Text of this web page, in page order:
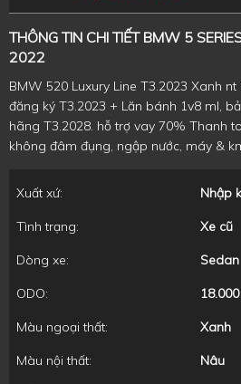
THÔNG TIN CHI TIẾT BMW 5
2022
BMW 520 Luxury Line T3.2023 Xanh
đăng ký T3.2023 + Lăn bánh 1v8 ml,
hãng T3.2028. hỗ trợ vay 70% Thanh
không đâm đụng, ngập nước, máy &
Xuất xứ: Nhập
Tình trạng: Xe cũ
Dòng xe: Sedan
ODO:
Màu ngoại thất: Xanh
Màu nội thất: Nâu